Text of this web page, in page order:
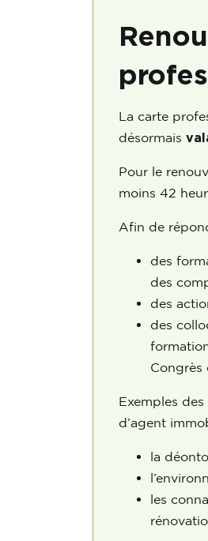
La carte
désormais
Pour le
moins 42
Afin de
des
des
des
des
Congrès
Exemples
d’agent
la
les